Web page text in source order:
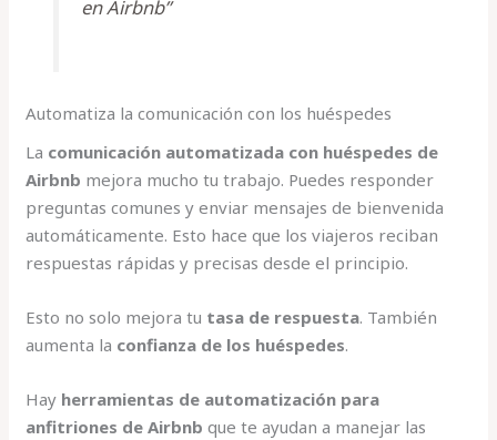
en Airbnb”
Automatiza la comunicación con los huéspedes
La comunicación automatizada con huéspedes de
Airbnb mejora mucho tu trabajo. Puedes responder
preguntas comunes y enviar mensajes de bienvenida
automáticamente. Esto hace que los viajeros reciban
respuestas rápidas y precisas desde el principio.
Esto no solo mejora tu tasa de respuesta. También
aumenta la confianza de los huéspedes.
Hay herramientas de automatización para
anfitriones de Airbnb que te ayudan a manejar las